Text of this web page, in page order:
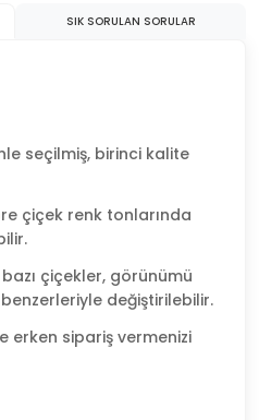
SIK SORULAN SORULAR
seçilmiş, birinci kalite
çiçek renk tonlarında
çiçekler, görünümü
değiştirilebilir.
erken sipariş vermenizi